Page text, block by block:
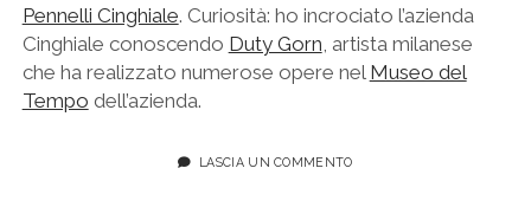
Pennelli Cinghiale. Curiosità: ho incrociato l’azienda
Cinghiale conoscendo Duty Gorn , artista milanese
che ha realizzato numerose opere nel Museo del
Tempo dell’azienda.
LASCIA UN COMMENTO